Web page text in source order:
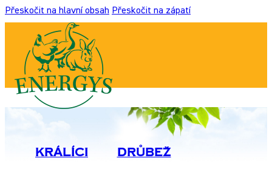
Přeskočit na hlavní obsah Přeskočit na zápatí
Králíci Drůbež